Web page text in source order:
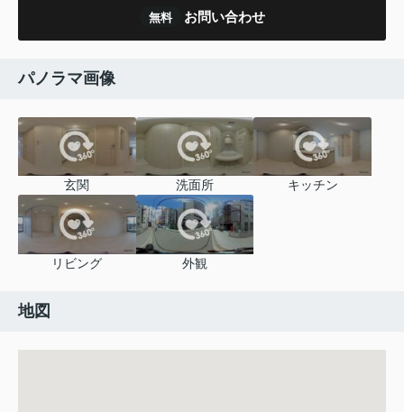
無料 お問い合わせ
パノラマ画像
玄関 洗面所 キッチン
リビング 外観
地図